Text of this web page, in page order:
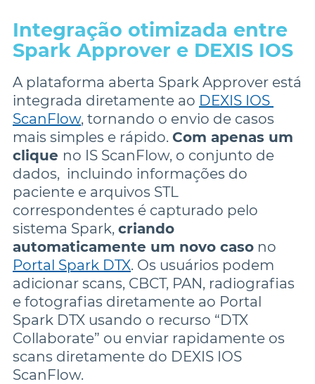
Integração otimizada entre
A plataforma aberta Spark Approver está
integrada diretamente ao DEXIS IOS
ScanFlow, tornando o envio de casos
mais simples e rápido. Com apenas um
clique no IS ScanFlow, o conjunto de
dados,  incluindo informações do
paciente e arquivos STL
correspondentes é capturado pelo
sistema Spark, criando
automaticamente um novo caso
Portal Spark DTX. Os usuários podem
adicionar scans, CBCT, PAN, radiografias
e fotografias diretamente ao Portal
Spark DTX usando o recurso “DTX
Collaborate” ou enviar rapidamente os
scans diretamente do DEXIS IOS
ScanFlow.